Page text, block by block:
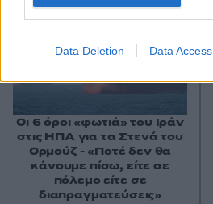
Data Deletion Data Access
Οι 6 όροι «φωτιά» του Ιράν
στις ΗΠΑ για τα Στενά του
Ορμούζ - «Ποτέ δεν θα
κάνουμε πίσω, είτε σε
πόλεμο είτε σε
διαπραγματεύσεις»